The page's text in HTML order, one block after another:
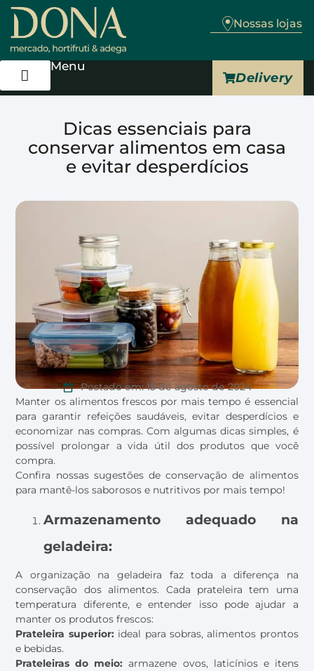
Nossas lojas
Menu
Delivery
Dicas essenciais para
conservar alimentos em casa
e evitar desperdícios
Postado em: 15 de agosto de 2024
Manter os alimentos frescos por mais tempo é essencial
para garantir refeições saudáveis, evitar desperdícios e
economizar nas compras. Com algumas dicas simples, é
possível prolongar a vida útil dos produtos que você
compra.
Confira nossas sugestões de conservação de alimentos
para mantê-los saborosos e nutritivos por mais tempo!
Armazenamento adequado na
geladeira:
A organização na geladeira faz toda a diferença na
conservação dos alimentos. Cada prateleira tem uma
temperatura diferente, e entender isso pode ajudar a
manter os produtos frescos:
Prateleira superior:ideal para sobras, alimentos prontos
e bebidas.
Prateleiras do meio: armazene ovos, laticínios e itens